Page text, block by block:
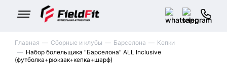
Главная Сборные и клубы Барселона
Кепки
Набор болельщика "Барселона" ALL Inclusive
(футболка+рюкзак+кепка+шарф)